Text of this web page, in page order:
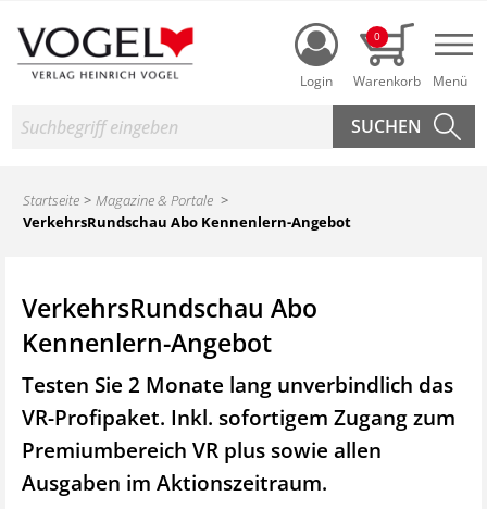
Login
0
Suche
Startseite
Magazine & Portale
VerkehrsRundschau Abo Kennenlern-Angebot
VerkehrsRundschau Abo
Kennenlern-Angebot
Testen Sie 2 Monate lang unverbindlich das
VR-Profipaket. Inkl. sofortigem Zugang zum
Premiumbereich VR plus sowie allen
Ausgaben im Aktionszeitraum.